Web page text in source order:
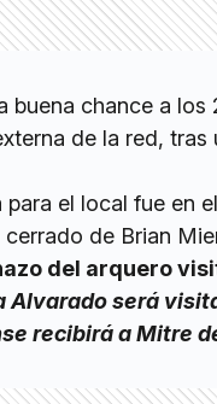
buena chance a los
de la red,
para el local fue en
de Brian
del arquero
Alvarado será
recibirá a Mitre